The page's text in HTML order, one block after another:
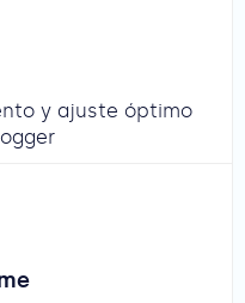
y ajuste óptimo